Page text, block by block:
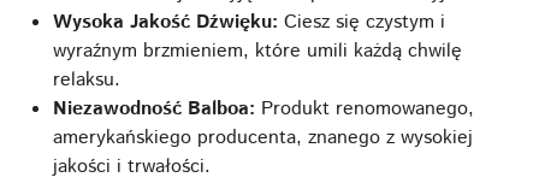
Wysoka Jakość Dźwięku: Ciesz się czystym i
wyraźnym brzmieniem, które umili każdą chwilę
relaksu.
Niezawodność Balboa: Produkt renomowanego,
amerykańskiego producenta, znanego z wysokiej
jakości i trwałości.